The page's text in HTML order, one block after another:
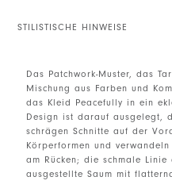
STILISTISCHE HINWEISE
Das Patchwork-Muster, das
Mischung aus Farben und
das Kleid Peacefully in ein
Design ist darauf ausgelegt,
schrägen Schnitte auf der
Körperformen und
am Rücken; die schmale
ausgestellte Saum mit